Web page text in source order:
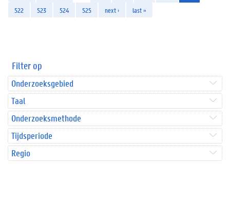
522
523 524 525 next › last »
Filter op
Onderzoeksgebied
Taal
Onderzoeksmethode
Tijdsperiode
Regio